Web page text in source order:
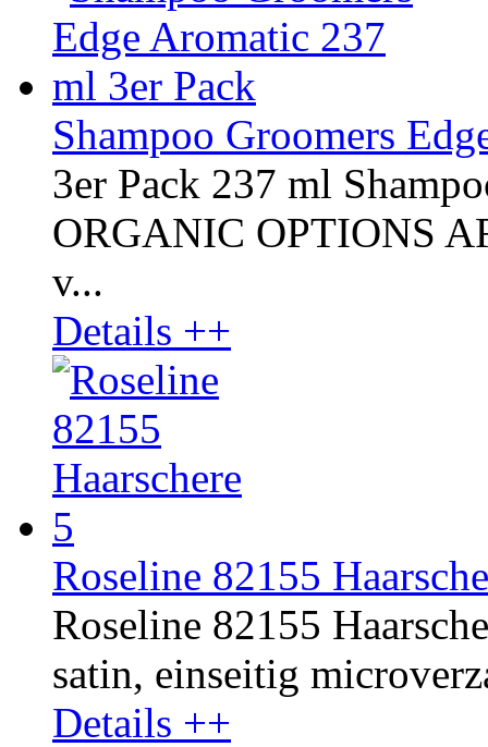
Shampoo Groomers
3er Pack 237 ml
ORGANIC OPTIONS
v...
Details ++
Roseline 82155
Roseline 82155
satin, einseitig
Details ++